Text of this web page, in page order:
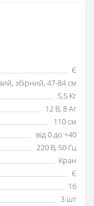
Є
збірний, 47-84 см
5,5 Кг
12 В, 8 Аг
110 см
від 0 до +40
220 В, 50 Гц
Кран
Є
16
3 шт